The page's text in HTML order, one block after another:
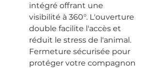
intégré offrant une
visibilité à 360°. L'ouverture
double facilite l'accès et
réduit le stress de l'animal.
Fermeture sécurisée pour
protéger votre compagnon